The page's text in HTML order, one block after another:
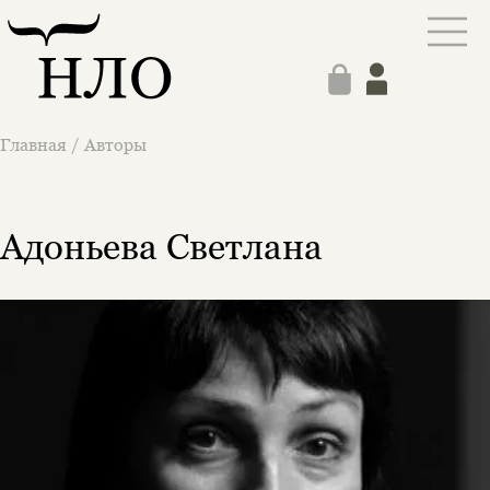
Главная / Авторы
Адоньева Светлана